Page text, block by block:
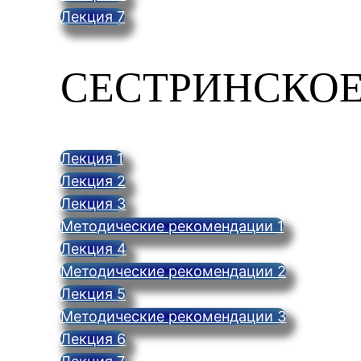
Лекция 7
Лекция 1
Лекция 2
Лекция 3
Методические рекомендации 1
Лекция 4
Методические рекомендации 2
Лекция 5
Методические рекомендации 3
Лекция 6